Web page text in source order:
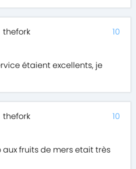
thefork
étaient excellents, je
10
thefork
aux fruits de mers etait très
10